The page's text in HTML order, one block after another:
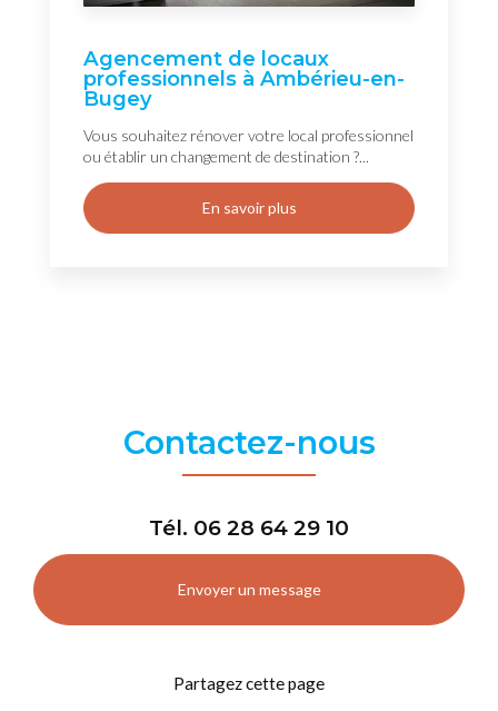
Agencement de locaux
professionnels à Ambérieu-en-
Bugey
Vous souhaitez rénover votre local professionnel
ou établir un changement de destination ?...
En savoir plus
Contactez-nous
Tél. 06 28 64 29 10
Envoyer un message
Partagez cette page